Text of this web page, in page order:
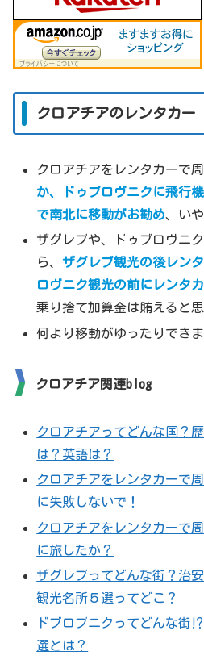
クロアチアのレンタカ
クロアチアをレンタカーで
か、ドゥブロヴニクに飛行
で南北に移動がお勧め、い
ザグレブや、ドゥブロヴニ
ら、ザグレブ観光の後レン
ロヴニク観光の前にレンタ
乗り捨て加算金は賄えると思
何より移動がゆったりできま
クロアチア関連blog
クロアチアってどんな国？
は？英語は？
クロアチアをレンタカーで
に失敗しないで！
クロアチアをレンタカーで
に旅したか？
ザグレブってどんな街？治
観光名所５選ってどこ？
ドブロブニクってどんな街
選とは？